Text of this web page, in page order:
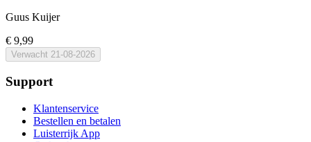
Guus Kuijer
€ 9,99
Verwacht 21-08-2026
Support
Klantenservice
Bestellen en betalen
Luisterrijk App